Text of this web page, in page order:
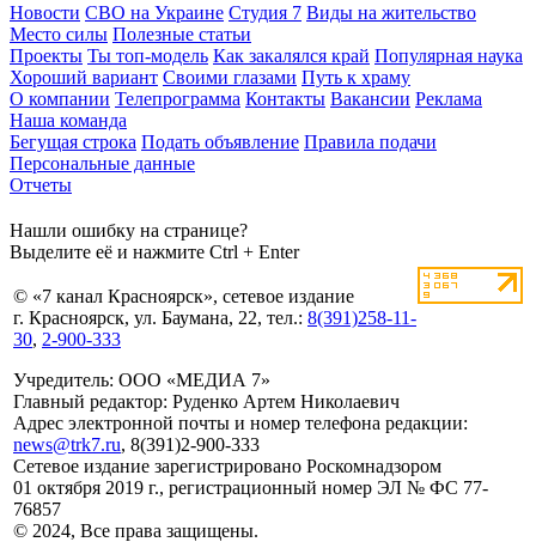
Новости СВО на Украине Студия 7 Виды на жительство
Место силы Полезные статьи
Проекты Ты топ-модель Как закалялся край Популярная наука
Хороший вариант Своими глазами Путь к храму
О компании Телепрограмма Контакты Вакансии Реклама
Наша команда
Бегущая строка Подать объявление Правила подачи
Персональные данные
Отчеты
Нашли ошибку на странице?
Выделите её и нажмите Ctrl + Enter
© «7 канал Красноярск», сетевое издание
г. Красноярск, ул. Баумана, 22, тел.: 8(391)258-11-
30, 2-900-333
Учредитель: ООО «МЕДИА 7»
Главный редактор: Руденко Артем Николаевич
Адрес электронной почты и номер телефона редакции:
news@trk7.ru, 8(391)2-900-333
Сетевое издание зарегистрировано Роскомнадзором
01 октября 2019 г., регистрационный номер ЭЛ № ФС 77-
76857
© 2024, Все права защищены.